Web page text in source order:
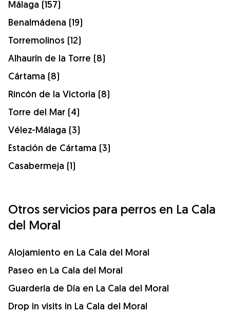
Málaga (157)
Benalmádena (19)
Torremolinos (12)
Alhaurín de la Torre (8)
Cártama (8)
Rincón de la Victoria (8)
Torre del Mar (4)
Vélez-Málaga (3)
Estación de Cártama (3)
Casabermeja (1)
Otros servicios para perros en La Cala
del Moral
Alojamiento en La Cala del Moral
Paseo en La Cala del Moral
Guardería de Día en La Cala del Moral
Drop in visits in La Cala del Moral